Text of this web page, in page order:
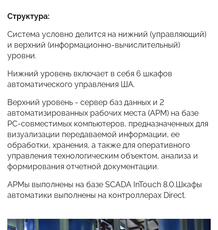
Структура:
Система условно делится на нижний (управляющий)
и верхний (информационно-вычислительный)
уровни.
Нижний уровень включает в себя 6 шкафов
автоматического управления ША.
Верхний уровень - сервер баз данных и 2
автоматизированных рабочих места (АРМ) на базе
РС-совместимых компьютеров, предназначенных для
визуализации передаваемой информации, ее
обработки, хранения, а также для оперативного
управления технологическим объектом, анализа и
формирования отчетной документации.
АРМы выполнены на базе SCADA InTouch 8.0.Шкафы
автоматики выполнены на контроллерах Direct.